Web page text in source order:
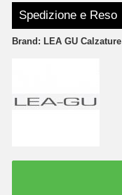
Spedizione e Reso
Brand: LEA GU Calzature